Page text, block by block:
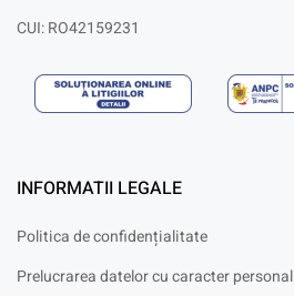
CUI: RO42159231
INFORMATII LEGALE
Politica de confidențialitate
Prelucrarea datelor cu caracter personal